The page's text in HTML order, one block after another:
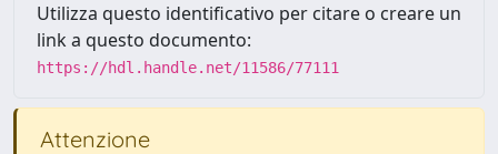
Utilizza questo identificativo per citare o creare un
link a questo documento:
https://hdl.handle.net/11586/77111
Attenzione